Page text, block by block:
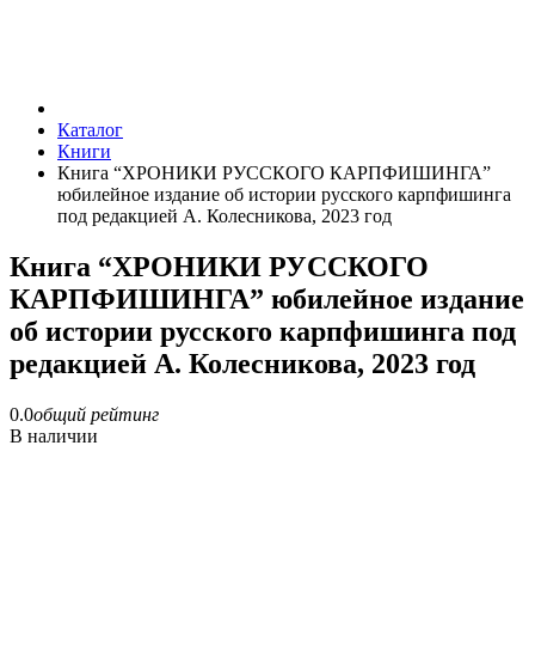
Каталог
Книги
Книга “ХРОНИКИ РУССКОГО КАРПФИШИНГА”
юбилейное издание об истории русского карпфишинга
под редакцией А. Колесникова, 2023 год
Книга “ХРОНИКИ РУССКОГО
КАРПФИШИНГА” юбилейное издание
об истории русского карпфишинга под
редакцией А. Колесникова, 2023 год
0.0общий рейтинг
В наличии